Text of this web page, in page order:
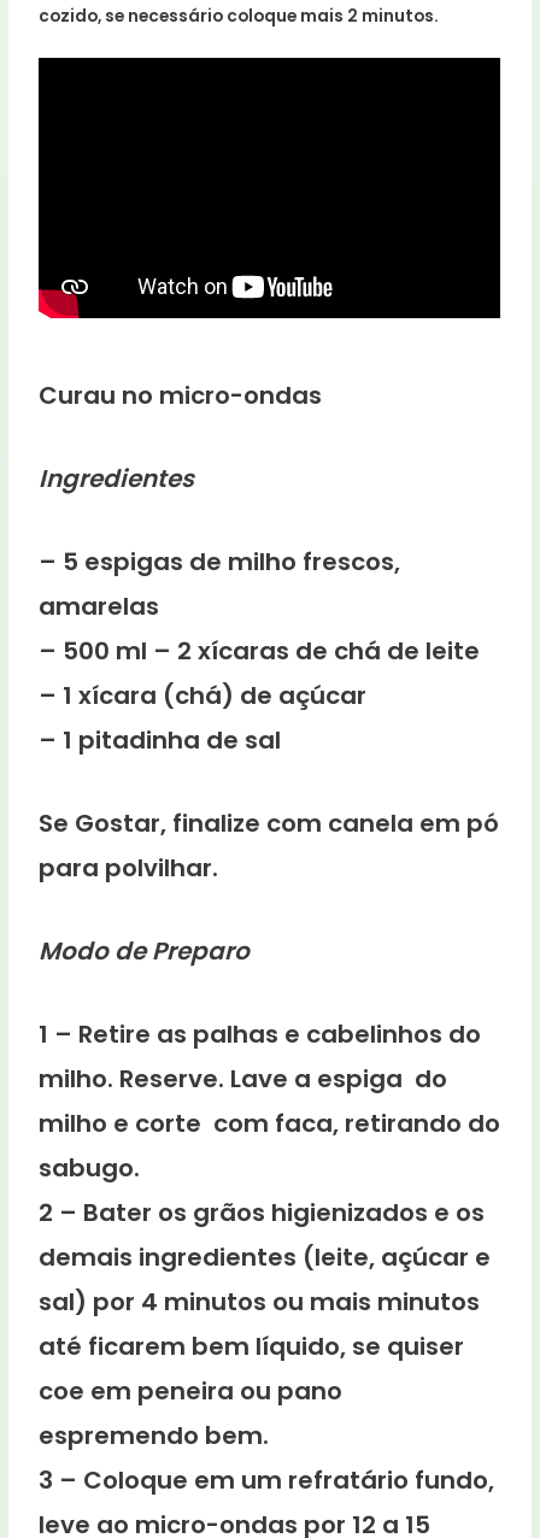
cozido, se necessário coloque mais 2 minutos.
Curau no micro-ondas
Ingredientes
– 5 espigas de milho frescos,
amarelas
– 500 ml – 2 xícaras de chá de leite
– 1 xícara (chá) de açúcar
– 1 pitadinha de sal
Se Gostar, finalize com canela em pó
para polvilhar.
Modo de Preparo
1 – Retire as palhas e cabelinhos do
milho. Reserve. Lave a espiga do
milho e corte com faca, retirando do
sabugo.
2 – Bater os grãos higienizados e os
demais ingredientes (leite, açúcar e
sal) por 4 minutos ou mais minutos
até ficarem bem líquido, se quiser
coe em peneira ou pano
espremendo bem.
3 – Coloque em um refratário fundo,
leve ao micro-ondas por 12 a 15